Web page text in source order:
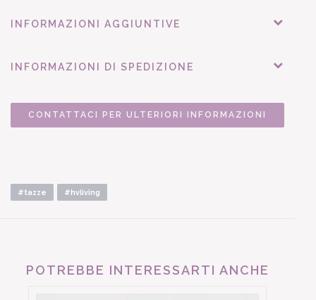
INFORMAZIONI AGGIUNTIVE
INFORMAZIONI DI SPEDIZIONE
CONTATTACI PER ULTERIORI INFORMAZIONI
#tazze #hvliving
POTREBBE INTERESSARTI ANCHE